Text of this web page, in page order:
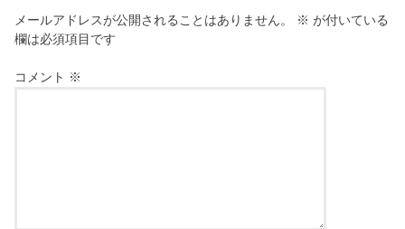
メールアドレスが公開されることはありません。 ※ が付いている
欄は必須項目です
コメント ※